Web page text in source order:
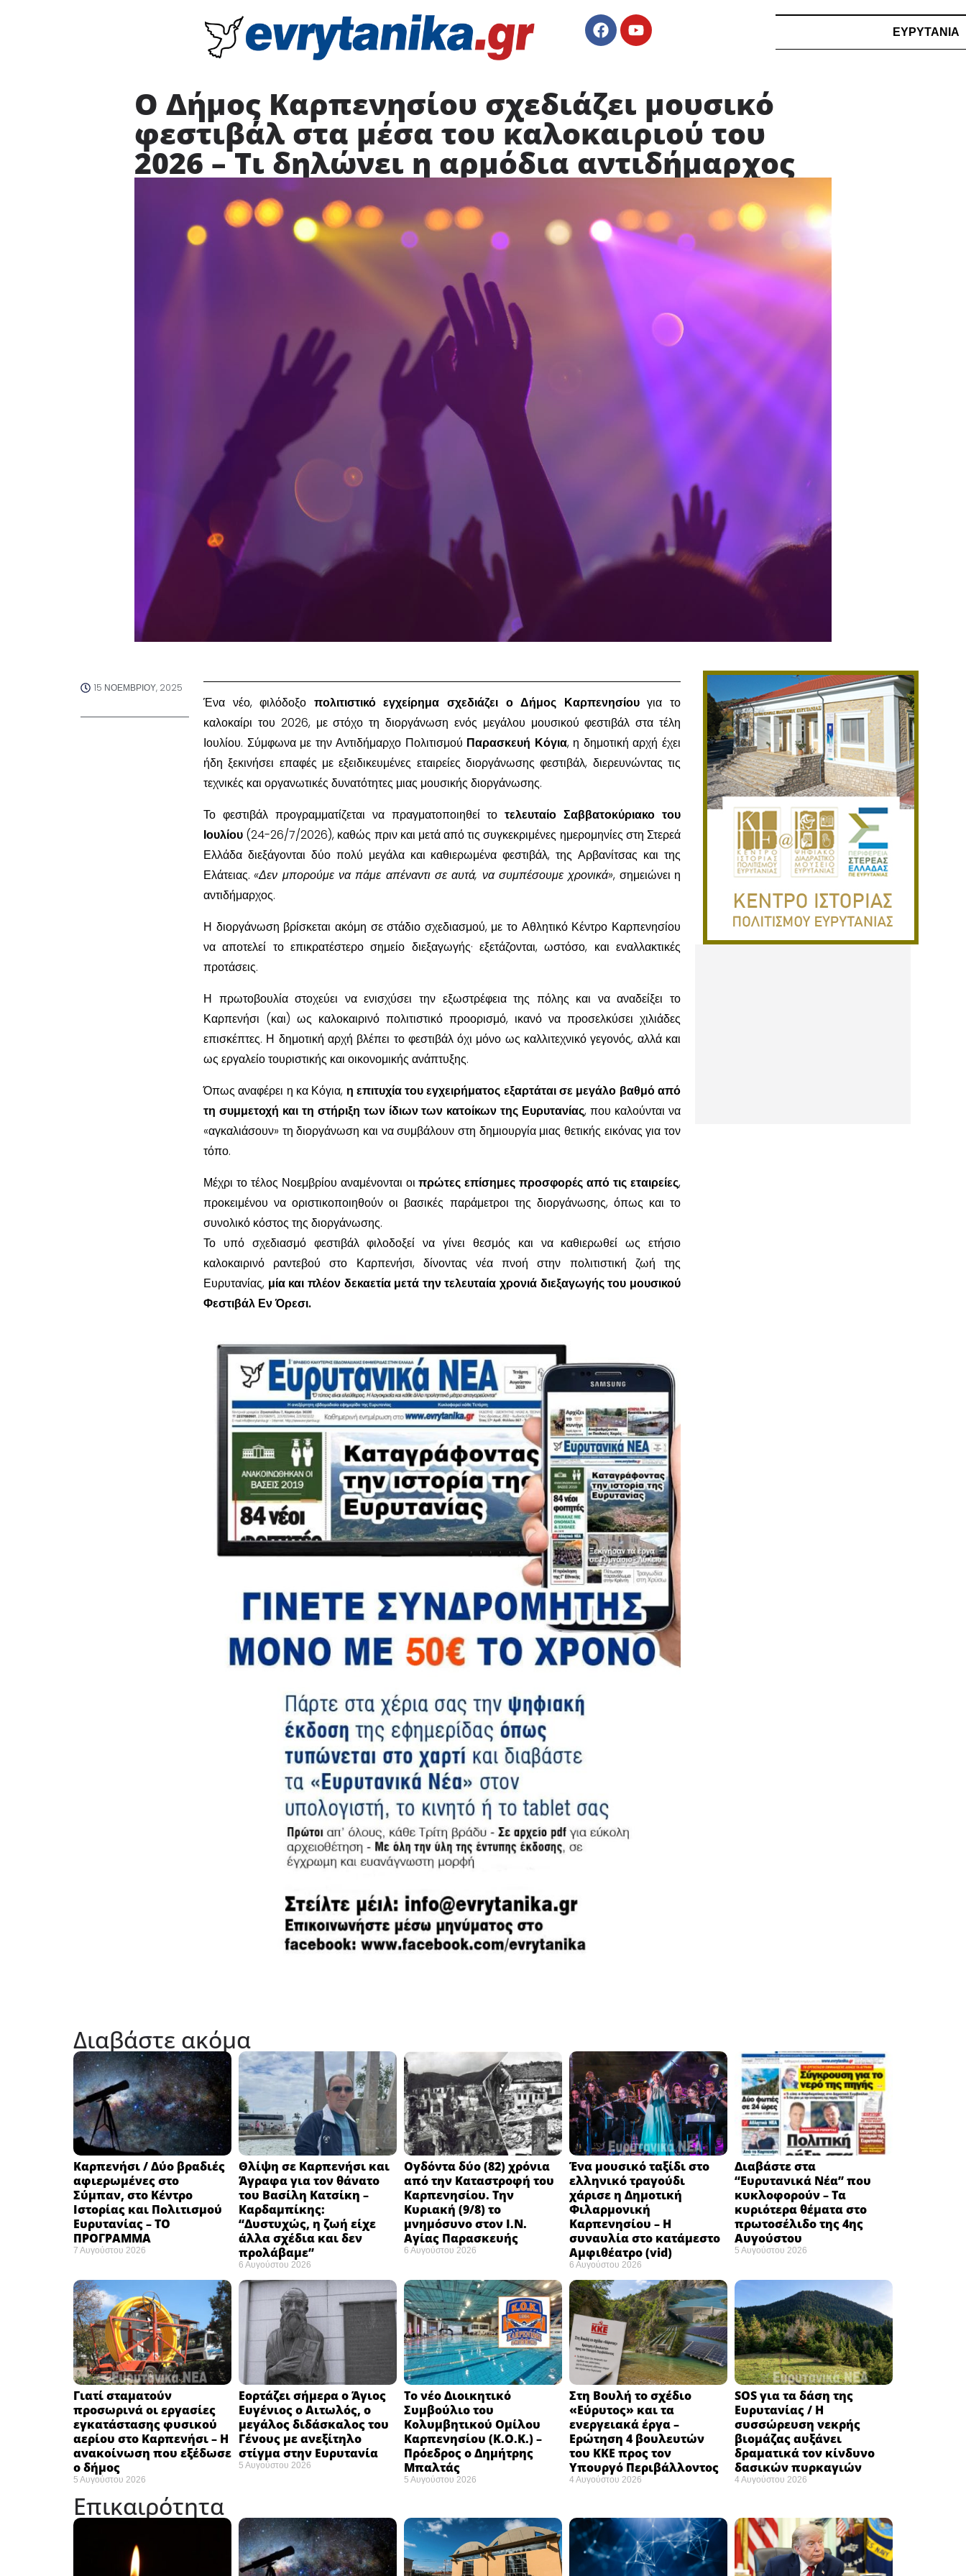
ΕΥΡΥΤΑΝΙΑ
Ο Δήμος Καρπενησίου σχεδιάζει μουσικό
φεστιβάλ στα μέσα του καλοκαιριού του
2026 – Τι δηλώνει η αρμόδια αντιδήμαρχος
15 ΝΟΕΜΒΡΊΟΥ, 2025
Ένα νέο, φιλόδοξο πολιτιστικό εγχείρημα σχεδιάζει ο Δήμος Καρπενησίουγια το
καλοκαίρι του 2026, με στόχο τη διοργάνωση ενός μεγάλου μουσικού φεστιβάλ στα τέλη
Ιουλίου. Σύμφωνα με την Αντιδήμαρχο Πολιτισμού Παρασκευή Κόγια, η δημοτική αρχή έχει
ήδη ξεκινήσει επαφές με εξειδικευμένες εταιρείες διοργάνωσης φεστιβάλ, διερευνώντας τις
τεχνικές και οργανωτικές δυνατότητες μιας μουσικής διοργάνωσης.
Το φεστιβάλ προγραμματίζεται να πραγματοποιηθεί τοτελευταίο Σαββατοκύριακο του
Ιουλίου (24-26/7/2026), καθώς πριν και μετά από τις συγκεκριμένες ημερομηνίες στη Στερεά
Ελλάδα διεξάγονται δύο πολύ μεγάλα και καθιερωμένα φεστιβάλ, της Αρβανίτσας και της
Ελάτειας. «Δεν μπορούμε να πάμε απέναντι σε αυτά, να συμπέσουμε χρονικά», σημειώνει η
αντιδήμαρχος.
Η διοργάνωση βρίσκεται ακόμη σε στάδιο σχεδιασμού, με το Αθλητικό Κέντρο Καρπενησίου
να αποτελεί το επικρατέστερο σημείο διεξαγωγής· εξετάζονται, ωστόσο, και εναλλακτικές
προτάσεις.
Η πρωτοβουλία στοχεύει να ενισχύσει την εξωστρέφεια της πόλης και να αναδείξει το
Καρπενήσι (και) ως καλοκαιρινό πολιτιστικό προορισμό, ικανό να προσελκύσει χιλιάδες
επισκέπτες. Η δημοτική αρχή βλέπει το φεστιβάλ όχι μόνο ως καλλιτεχνικό γεγονός, αλλά και
ως εργαλείο τουριστικής και οικονομικής ανάπτυξης.
Όπως αναφέρει η κα Κόγια, η επιτυχία του εγχειρήματος εξαρτάται σε μεγάλο βαθμό από
τη συμμετοχή και τη στήριξη των ίδιων των κατοίκων της Ευρυτανίας, που καλούνται να
«αγκαλιάσουν» τη διοργάνωση και να συμβάλουν στη δημιουργία μιας θετικής εικόνας για τον
τόπο.
Μέχρι το τέλος Νοεμβρίου αναμένονται οιπρώτες επίσημες προσφορές από τις εταιρείες,
προκειμένου να οριστικοποιηθούν οι βασικές παράμετροι της διοργάνωσης, όπως και το
συνολικό κόστος της διοργάνωσης.
Το υπό σχεδιασμό φεστιβάλ φιλοδοξεί να γίνει θεσμός και να καθιερωθεί ως ετήσιο
καλοκαιρινό ραντεβού στο Καρπενήσι, δίνοντας νέα πνοή στην πολιτιστική ζωή της
Ευρυτανίας, μία και πλέον δεκαετία μετά την τελευταία χρονιά διεξαγωγής του μουσικού
Φεστιβάλ Εν Όρεσι.
Διαβάστε ακόμα
Καρπενήσι / Δύο βραδιές
αφιερωμένες στο
Σύμπαν, στο Κέντρο
Ιστορίας και Πολιτισμού
Ευρυτανίας – ΤΟ
ΠΡΟΓΡΑΜΜΑ
7 Αυγούστου 2026
Θλίψη σε Καρπενήσι και
Άγραφα για τον θάνατο
του Βασίλη Κατσίκη –
Καρδαμπίκης:
“Δυστυχώς, η ζωή είχε
άλλα σχέδια και δεν
προλάβαμε”
6 Αυγούστου 2026
Ογδόντα δύο (82) χρόνια
από την Καταστροφή του
Καρπενησίου. Την
Κυριακή (9/8) το
μνημόσυνο στον Ι.Ν.
Αγίας Παρασκευής
6 Αυγούστου 2026
Ένα μουσικό ταξίδι στο
ελληνικό τραγούδι
χάρισε η Δημοτική
Φιλαρμονική
Καρπενησίου – Η
συναυλία στο κατάμεστο
Αμφιθέατρο (vid)
6 Αυγούστου 2026
Διαβάστε στα
“Ευρυτανικά Νέα” που
κυκλοφορούν – Τα
κυριότερα θέματα στο
πρωτοσέλιδο της 4ης
Αυγούστου
5 Αυγούστου 2026
Γιατί σταματούν
προσωρινά οι εργασίες
εγκατάστασης φυσικού
αερίου στο Καρπενήσι – Η
ανακοίνωση που εξέδωσε
ο δήμος
5 Αυγούστου 2026
Εορτάζει σήμερα ο Άγιος
Ευγένιος ο Αιτωλός, ο
μεγάλος διδάσκαλος του
Γένους με ανεξίτηλο
στίγμα στην Ευρυτανία
5 Αυγούστου 2026
Το νέο Διοικητικό
Συμβούλιο του
Κολυμβητικού Ομίλου
Καρπενησίου (Κ.Ο.Κ.) –
Πρόεδρος ο Δημήτρης
Μπαλτάς
5 Αυγούστου 2026
Στη Βουλή το σχέδιο
«Εύρυτος» και τα
ενεργειακά έργα –
Ερώτηση 4 βουλευτών
του ΚΚΕ προς τον
Υπουργό Περιβάλλοντος
4 Αυγούστου 2026
SOS για τα δάση της
Ευρυτανίας / Η
συσσώρευση νεκρής
βιομάζας αυξάνει
δραματικά τον κίνδυνο
δασικών πυρκαγιών
4 Αυγούστου 2026
Επικαιρότητα